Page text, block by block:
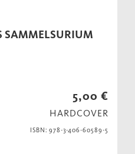
SAMMELSURIUM
5,00 €
HARDCOVER
ISBN: 978-3-406-60589-5